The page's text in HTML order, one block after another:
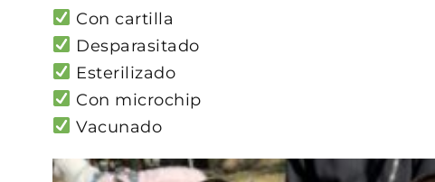
Con cartilla
Desparasitado
Esterilizado
Con microchip
Vacunado